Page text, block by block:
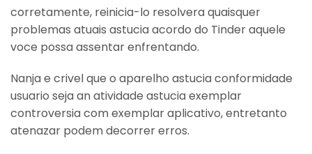
corretamente, reinicia-lo resolvera quaisquer
problemas atuais astucia acordo do Tinder aquele
voce possa assentar enfrentando.
Nanja e crivel que o aparelho astucia conformidade
usuario seja an atividade astucia exemplar
controversia com exemplar aplicativo, entretanto
atenazar podem decorrer erros.